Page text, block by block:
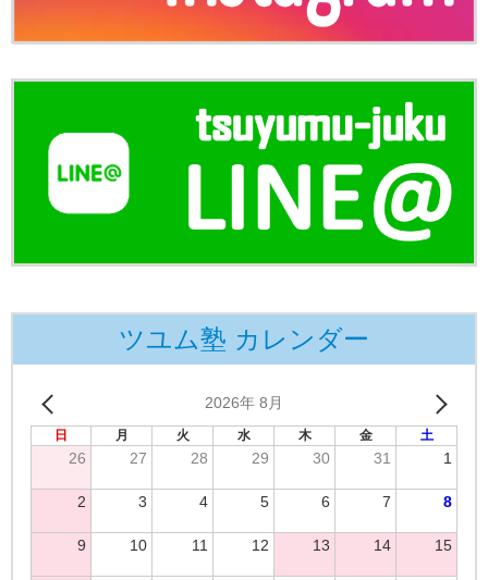
ツユム塾 カレンダー
2026年 8月
日 月 火 水 木 金 土
26 27 28 29 30 31 1
2 3 4 5 6 7 8
9 10 11 12 13 14 15